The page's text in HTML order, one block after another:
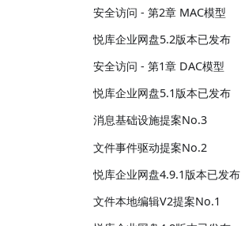
安全访问 - 第2章 MAC模型
悦库企业网盘5.2版本已发布
安全访问 - 第1章 DAC模型
悦库企业网盘5.1版本已发布
消息基础设施提案No.3
文件事件驱动提案No.2
悦库企业网盘4.9.1版本已发布
文件本地编辑V2提案No.1